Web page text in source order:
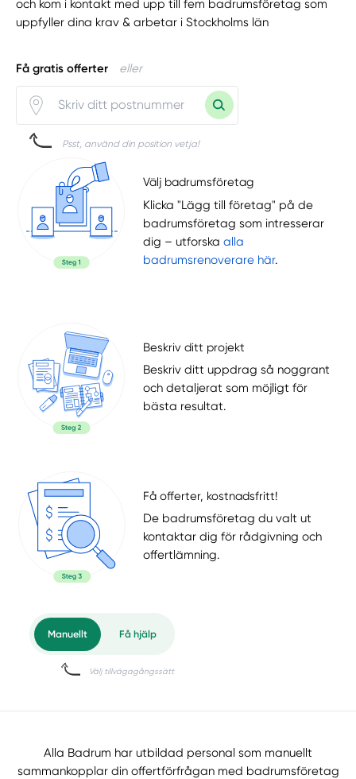
och kom i kontakt med upp till fem badrumsföretag som
uppfyller dina krav & arbetar i Stockholms län
Få gratis offerter eller
Psst, använd din position vetja!
Välj badrumsföretag
Klicka "Lägg till företag" på de
badrumsföretag som intresserar
dig – utforskaalla
badrumsrenoverare här.
Beskriv ditt projekt
Beskriv ditt uppdrag så noggrant
och detaljerat som möjligt för
bästa resultat.
Få offerter, kostnadsfritt!
De badrumsföretag du valt ut
kontaktar dig för rådgivning och
offertlämning.
Alla Badrum har utbildad personal som manuellt
sammankopplar din offertförfrågan med badrumsföretag